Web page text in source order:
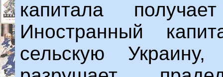
капитала
Иностранный
сельскую Украину,